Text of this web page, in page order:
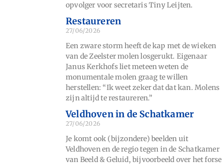
opvolger voor secretaris Tiny Leijten.
Restaureren
27/06/2026
Een zware storm heeft de kap met de wieken
van de Zeelster molen losgerukt. Eigenaar
Janus Kerkhofs liet meteen weten de
monumentale molen graag te willen
herstellen: “Ik weet zeker dat dat kan. Molens
zijn altijd te restaureren.”
Veldhoven in de Schatkamer
27/06/2026
Je komt ook (bijzondere) beelden uit
Veldhoven en de regio tegen in de Schatkamer
van Beeld & Geluid, bijvoorbeeld over het forse